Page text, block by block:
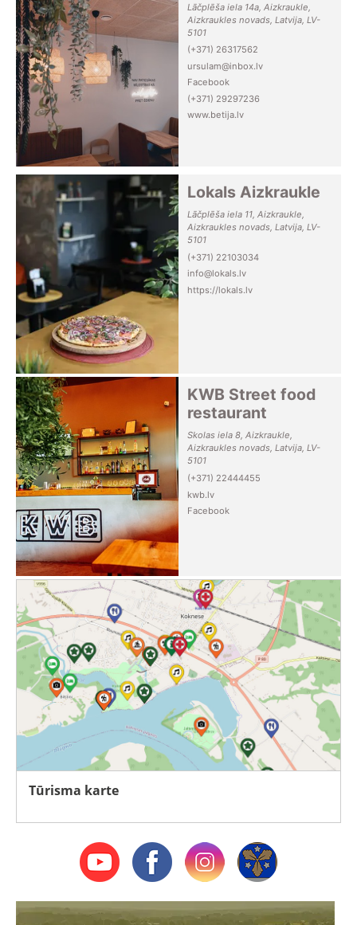
Lāčplēša iela 14a, Aizkraukle,
Aizkraukles novads, Latvija, LV-
5101
(+371) 26317562
ursulam@inbox.lv
Facebook
(+371) 29297236
www.betija.lv
Lokals Aizkraukle
Lāčplēša iela 11, Aizkraukle,
Aizkraukles novads, Latvija, LV-
5101
(+371) 22103034
info@lokals.lv
https://lokals.lv
KWB Street food
restaurant
Skolas iela 8, Aizkraukle,
Aizkraukles novads, Latvija, LV-
5101
(+371) 22444455
kwb.lv
Facebook
Tūrisma karte